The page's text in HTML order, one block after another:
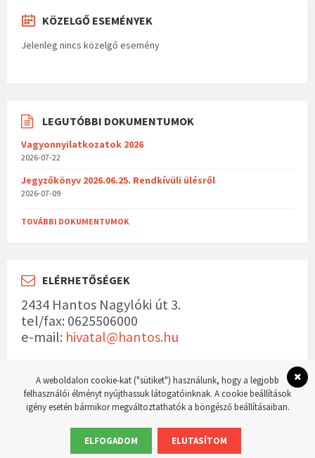
KÖZELGŐ ESEMÉNYEK
Jelenleg nincs közelgő esemény
LEGUTÓBBI DOKUMENTUMOK
Vagyonnyilatkozatok 2026
2026-07-22
Jegyzőkönyv 2026.06.25. Rendkívüli ülésről
2026-07-09
TOVÁBBI DOKUMENTUMOK
ELÉRHETŐSÉGEK
2434 Hantos Nagylóki út 3.
tel/fax: 0625506000
e-mail: hivatal@hantos.hu
© 2023 Hantos község hivatalos weboldala Készítette:WordPress Master weboldal
A weboldalon cookie-kat ("sütiket") használunk, hogy a legjobb
felhasználói élményt nyújthassuk látogatóinknak. A cookie beállítások
igény esetén bármikor megváltoztathatók a böngésző beállításaiban.
ELFOGADOM ELUTASÍTOM